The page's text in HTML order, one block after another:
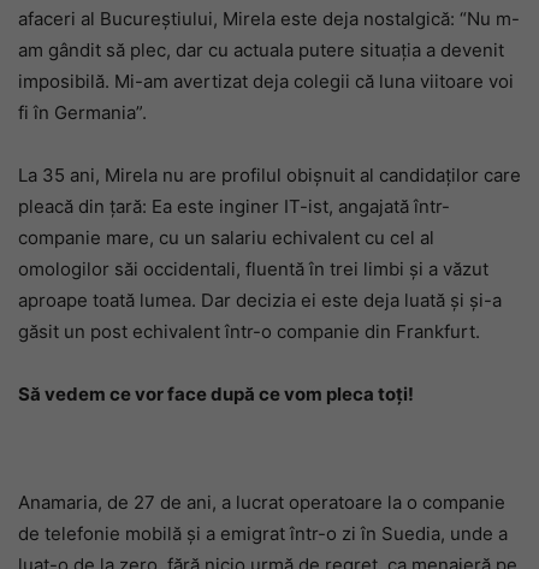
afaceri al Bucureștiului, Mirela este deja nostalgică: “Nu m-
am gândit să plec, dar cu actuala putere situația a devenit
imposibilă. Mi-am avertizat deja colegii că luna viitoare voi
fi în Germania”.
La 35 ani, Mirela nu are profilul obișnuit al candidaților care
pleacă din țară: Ea este inginer IT-ist, angajată într-
companie mare, cu un salariu echivalent cu cel al
omologilor săi occidentali, fluentă în trei limbi și a văzut
aproape toată lumea. Dar decizia ei este deja luată și și-a
găsit un post echivalent într-o companie din Frankfurt.
Să vedem ce vor face după ce vom pleca toți!
Anamaria, de 27 de ani, a lucrat operatoare la o companie
de telefonie mobilă şi a emigrat într-o zi în Suedia, unde a